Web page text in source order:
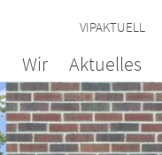
VIPAKTUELL
Wir Aktuelles